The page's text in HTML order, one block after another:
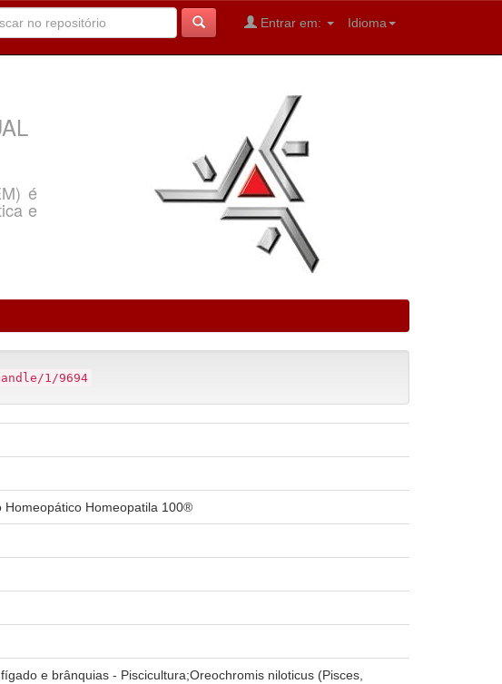
Idioma
Entrar em:
é
e
1/9694
Homeopático Homeopatila 100®
e brânquias - Piscicultura;Oreochromis niloticus (Pisces,